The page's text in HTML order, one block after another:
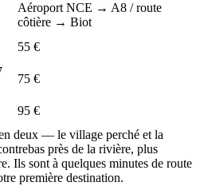
Aéroport NCE → A8 / route
côtière → Biot
55 €
75 €
95 €
deux — le village perché et la
près de la rivière, plus
Ils sont à quelques minutes de route
première destination.